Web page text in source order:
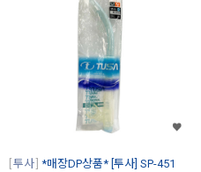
투사 *매장DP상품* [투사] SP-451